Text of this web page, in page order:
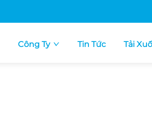
Công Ty Tin Tức Tải